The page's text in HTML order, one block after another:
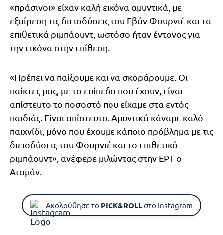
«πράσινοι» είχαν καλή εικόνα αμυντικά, με
εξαίρεση τις διεισδύσεις του Εβάν Φουρνιέ και τα
επιθετικά ριμπάουντ, ωστόσο ήταν έντονος για
την εικόνα στην επίθεση.
«Πρέπει να παίξουμε και να σκοράρουμε. Οι
παίκτες μας, με το επίπεδο που έχουν, είναι
απίστευτο το ποσοστό που είχαμε στα εντός
παιδιάς. Είναι απίστευτο. Αμυντικά κάναμε καλό
παιχνίδι, μόνο που έχουμε κάποιο πρόβλημα με τις
διεισδύσεις του Φουρνιέ και το επιθετικό
ριμπάουντ», ανέφερε μιλώντας στην ΕΡΤ ο
Αταμάν.
Ακολούθησε το PICK&ROLLστο Instagram